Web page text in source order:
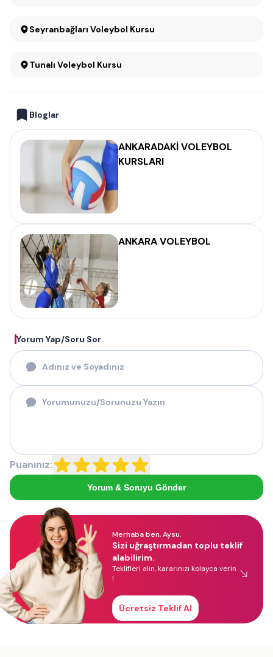
Seyranbağları Voleybol Kursu
Tunalı Voleybol Kursu
Bloglar
ANKARADAKİ VOLEYBOL
KURSLARI
ANKARA VOLEYBOL
Yorum Yap/Soru Sor
Puanınız:
Yorum & Soruyu Gönder
Merhaba ben, Aysu.
Sizi uğraştırmadan toplu teklif
alabilirim.
Teklifleri alın, kararınızı kolayca verin
!
Ücretsiz Teklif Al